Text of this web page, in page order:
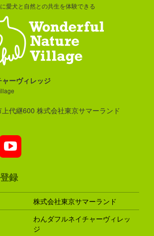
愛犬と自然との共生を体験できる
ーヴィレッジ
代継600 株式会社東京サマーランド
録
株式会社東京サマーランド
わんダフルネイチャーヴィレッ
ジ